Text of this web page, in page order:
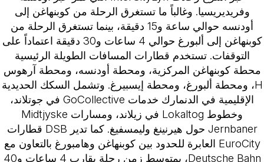
وفريديريسيا. وغالباً ما تستغرق الرحلة من كوبنهاغن إلى
أودنسه حوالي ساعة و15 دقيقة، بينما تستغرق الرحلة من
كوبنهاغن إلى ألبورغ حوالي 4 ساعات و30 دقيقة اعتماداً على
التوقفات. تستخدم قطارات المسافات الطويلة الرئيسية
محطة كوبنهاغن المركزية، ومحطة أودنسه، ومحطة آرهوس
H، ومحطة ألبورغ، ومحطة إيسبيرغ. وتشمل السكك الحديدية
الإقليمية في الدنمارك خدمات GoCollective في جوتلاند،
وخطوط Lokaltog في زيلاند، ومسارات Midtjyske
Jernbaner حول هيرنينغ وليمسفيغ. كما تدير DSB قطارات
EuroCity العابرة للحدود بين كوبنهاغن وهامبورغ بالتعاون مع
Deutsche Bahn، بمتوسط زمن رحلة يقارب 4 ساعات و40